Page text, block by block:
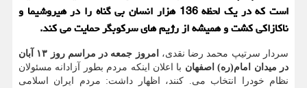
است که در یک لحظه 136 هزار انسان بی گناه را در هیروشیما و
ناکازاکی کشت و همیشه از رژیم های سرکوبگر حمایت می کند.
سردار سرتیپ محمد رضا نقدی،
امروز جمعه در مراسم روز ۱۳ آبان
در میدان امام(ره) اصفهان با اعلان اینکه مردم بطور آزادانه مسئولان
نظام خودرا انتخاب می. کنند، اظهار داشت: مردم ایران اسلامی